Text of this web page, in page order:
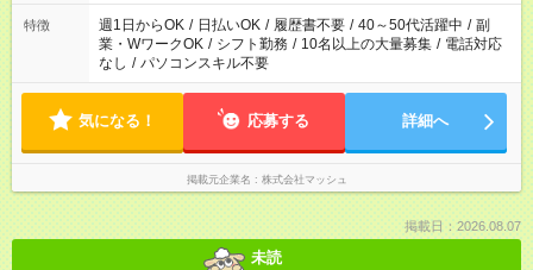
ください！
特徴 週1日からOK / 日払いOK / 履歴書不要 / 40～50代活躍中 / 副
業・WワークOK / シフト勤務 / 10名以上の大量募集 / 電話対応
なし / パソコンスキル不要
気になる！ 応募する 詳細へ
掲載元企業名 株式会社マッシュ
掲載日：2026.08.07
未読